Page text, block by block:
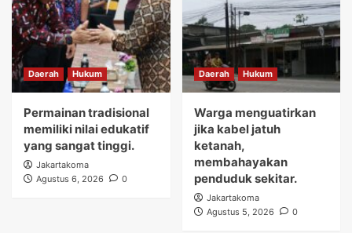
Daerah Hukum
Permainan tradisional
memiliki nilai edukatif
yang sangat tinggi.
Jakartakoma
Agustus 6, 2026
0
Daerah Hukum
Warga menguatirkan
jika kabel jatuh
ketanah,
membahayakan
penduduk sekitar.
Jakartakoma
Agustus 5, 2026
0